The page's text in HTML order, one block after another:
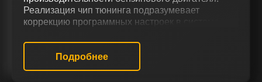
Реализация чип тюнинга подразумевает
коррекцию программных настроек в системе
функциональности. Увеличение мощности и
улучшение управления Volvo XC60 2.4 D5 I 205
лс достигается благодаря тюнинговому
Подробнее